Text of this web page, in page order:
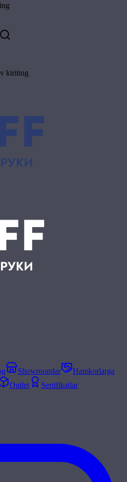
kiriting
Showroomlar
Hamkorlarga
Outlet
Sertifikatlar